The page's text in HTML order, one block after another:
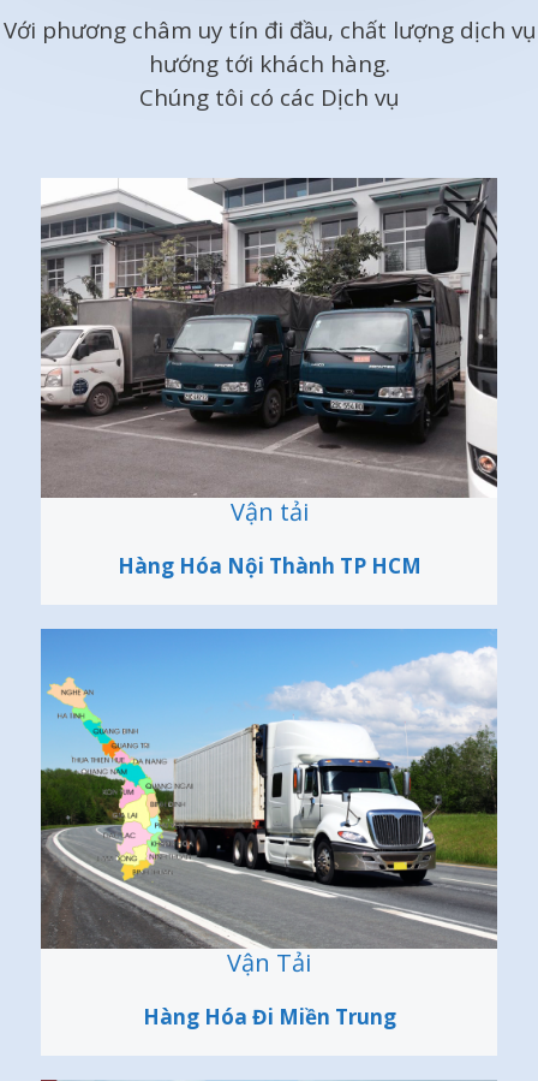
Với phương châm uy tín đi đầu, chất lượng dịch vụ
hướng tới khách hàng.
Chúng tôi có các Dịch vụ
Vận tải
Hàng Hóa Nội Thành TP HCM
Vận Tải
Hàng Hóa Đi Miền Trung